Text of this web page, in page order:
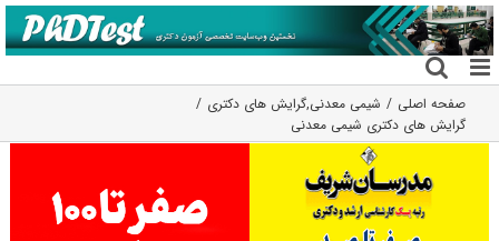
رفتن
به
محتوا
صفحه اصلی شیمی معدنی,گرایش های دکتری
گرایش های دکتری شیمی معدنی